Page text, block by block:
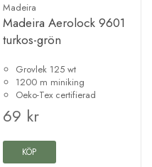
Madeira
Madeira Aerolock 9601
turkos-grön
Grovlek 125 wt
1200 m miniking
Oeko-Tex certifierad
69 kr
KÖP